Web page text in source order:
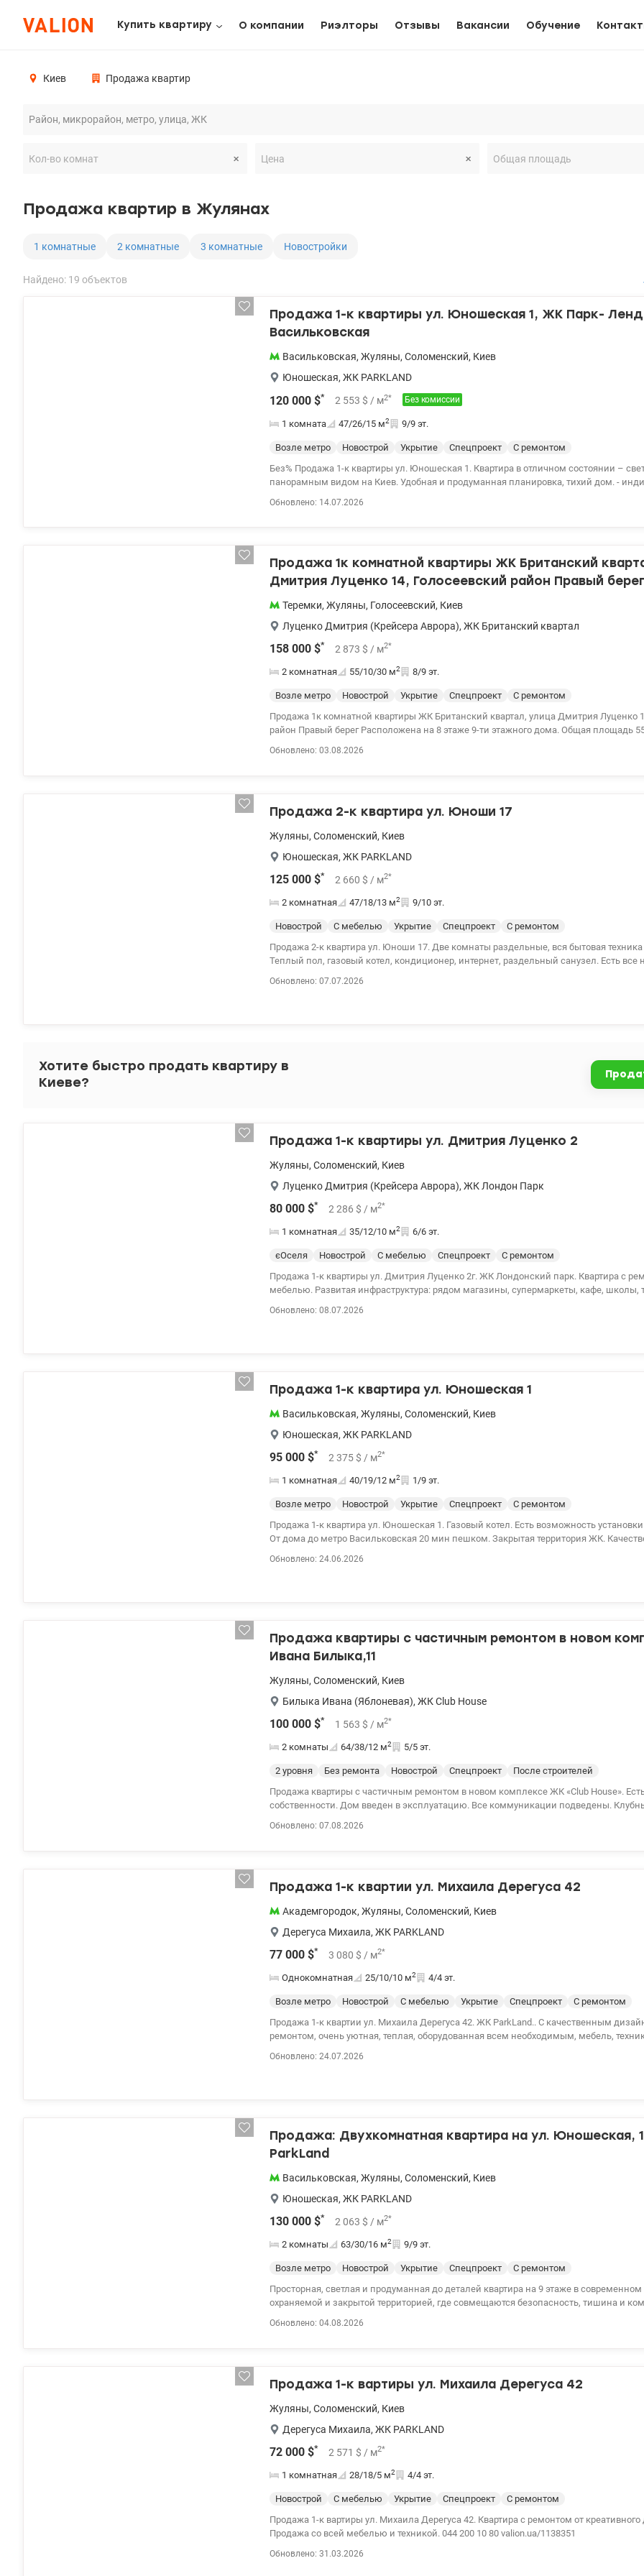
Купить квартиру О компании Риэлторы Отзывы Вакансии Обучение
Киев Продажа квартир
Продажа квартир в Жулянах
1 комнатные 2 комнатные 3 комнатные Новостройки
Найдено: 19 объектов
Продажа 1-к квартиры ул. Юношеская 1, ЖК Парк-
Васильковская
Васильковская, Жуляны, Соломенский, Киев
Юношеская, ЖК PARKLAND
120 000 $* 2 553 $ / м2* Без комиссии
1 комната 47/26/15 м2 9/9 эт.
Возле метро Новострой Укрытие Спецпроект
С ремонтом
Без% Продажа 1-к квартиры ул. Юношеская 1. Квартира в отличном состоянии – светлая, уютная, с
панорамным видом на Киев. Удобная и продуманная планировка, тихий дом. - индивидуальное
Обновлено: 14.07.2026
Продажа 1к комнатной квартиры ЖК Британский
Дмитрия Луценко 14, Голосеевский район Правый берег
Теремки, Жуляны, Голосеевский, Киев
Луценко Дмитрия (Крейсера Аврора), ЖК Британский квартал
158 000 $* 2 873 $ / м2*
2 комнатная 55/10/30 м2 8/9 эт.
Возле метро Новострой Укрытие Спецпроект
С ремонтом
Продажа 1к комнатной квартиры ЖК Британский квартал, улица Дмитрия Луценко
район Правый берег Расположена на 8 этаже 9-ти этажного дома. Общая площадь 55 м2, кухня-
панели из ясеня, дубовый паркет, кож. шелк, передающий атмосферу вечности,
0974319290 valion.ua/1140662
Обновлено: 03.08.2026
Продажа 2-к квартира ул. Юноши 17
Жуляны, Соломенский, Киев
Юношеская, ЖК PARKLAND
125 000 $* 2 660 $ / м2*
2 комнатная 47/18/13 м2 9/10 эт.
Новострой С мебелью Укрытие Спецпроект
С ремонтом
Продажа 2-к квартира ул. Юноши 17. Две комнаты раздельные, вся бытовая техника и мебель.
Теплый пол, газовый котел, кондиционер, интернет, раздельный санузел. Есть все нужное для
Обновлено: 07.07.2026
Хотите быстро продать квартиру в
Киеве?
Продажа 1-к квартиры ул. Дмитрия Луценко 2
Жуляны, Соломенский, Киев
Луценко Дмитрия (Крейсера Аврора), ЖК Лондон Парк
80 000 $* 2 286 $ / м2*
1 комнатная 35/12/10 м2 6/6 эт.
єОселя Новострой С мебелью Спецпроект
С ремонтом
Продажа 1-к квартиры ул. Дмитрия Луценко 2г. ЖК Лондонский парк. Квартира с ремонтом и
мебелью. Развитая инфраструктура: рядом магазины, супермаркеты, кафе, школы,
Обновлено: 08.07.2026
Продажа 1-к квартира ул. Юношеская 1
Васильковская, Жуляны, Соломенский, Киев
Юношеская, ЖК PARKLAND
95 000 $* 2 375 $ / м2*
1 комнатная 40/19/12 м2 1/9 эт.
Возле метро Новострой Укрытие Спецпроект
С ремонтом
Продажа 1-к квартира ул. Юношеская 1. Газовый котел. Есть возможность установки газовой плиты.
От дома до метро Васильковская 20 мин пешком. Закрытая территория ЖК.
Обновлено: 24.06.2026
Продажа квартиры с частичным ремонтом в новом
Ивана Билыка,11
Жуляны, Соломенский, Киев
Билыка Ивана (Яблоневая), ЖК Club House
100 000 $* 1 563 $ / м2*
2 комнаты 64/38/12 м2 5/5 эт.
2 уровня Без ремонта Новострой Спецпроект
После строителей
Продажа квартиры с частичным ремонтом в новом комплексе ЖК «Club House».
собственности. Дом введен в эксплуатацию. Все коммуникации подведены.
10 80 valion.ua/1150047
Обновлено: 07.08.2026
Продажа 1-к квартии ул. Михаила Дерегуса 42
Академгородок, Жуляны, Соломенский, Киев
Дерегуса Михаила, ЖК PARKLAND
77 000 $* 3 080 $ / м2*
Однокомнатная 25/10/10 м2 4/4 эт.
Возле метро Новострой С мебелью Укрытие Спецпроект
С ремонтом
Продажа 1-к квартии ул. Михаила Дерегуса 42. ЖК ParkLand.. С качественным дизайнерским
ремонтом, очень уютная, теплая, оборудованная всем необходимым, мебель,
Обновлено: 24.07.2026
Продажа: Двухкомнатная квартира на ул. Юношеская,
ParkLand
Васильковская, Жуляны, Соломенский, Киев
Юношеская, ЖК PARKLAND
130 000 $* 2 063 $ / м2*
2 комнаты 63/30/16 м2 9/9 эт.
Возле метро Новострой Укрытие Спецпроект
С ремонтом
Просторная, светлая и продуманная до деталей квартира на 9 этаже в
охраняемой и закрытой территорией, где совмещаются безопасность, тишина и
полностью укомплектована техникой, подключены все коммуникации, установлены
(газ+индукция). Это идеальный вариант как для проживания, так и для инвестиции.
Valion.ua/1148176
Обновлено: 04.08.2026
Продажа 1-к вартиры ул. Михаила Дерегуса 42
Жуляны, Соломенский, Киев
Дерегуса Михаила, ЖК PARKLAND
72 000 $* 2 571 $ / м2*
1 комнатная 28/18/5 м2 4/4 эт.
Новострой С мебелью Укрытие Спецпроект
С ремонтом
Продажа 1-к вартиры ул. Михаила Дерегуса 42. Квартира с ремонтом от
Продажа со всей мебелью и техникой. 044 200 10 80 valion.ua/1138351
Обновлено: 31.03.2026